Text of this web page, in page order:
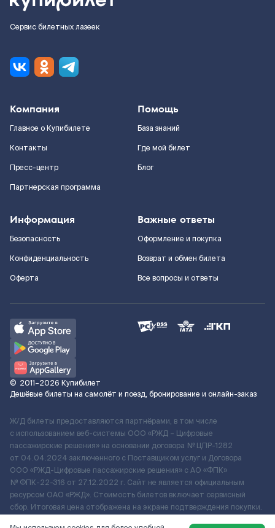
Сервис билетных лазеек
Компания
Главное о Купибилете
Контакты
Пресс-центр
Партнерская программа
Помощь
База знаний
Где мой билет
Блог
Информация
Безопасность
Конфиденциальность
Оферта
Важные ответы
Оформление и покупка
Возврат и обмен билета
Все вопросы и ответы
© 2011–2026 Купибилет
Дешёвые билеты на самолёт и поезд, бронирование и онлайн-заказ
Ж/Д билеты предоставляются партнёрами, в том числе
с использованием веб-системы ООО «РЖД – Цифровые
пассажирские решения» на основании договора № ЦПР-1282
от 04.04.2024 заключенного с Поставщиком услуг и Договора
ООО «РЖД-Цифровые пассажирские решения» c АО «ФПК»
№ ФПК-22-316 от 27.12.2022 г. Сайт не является официальным
ресурсом ОАО «РЖД». Стоимость билетов включает сервисный
сбор. Итоговая цена отображена на экране подтверждения покупки.